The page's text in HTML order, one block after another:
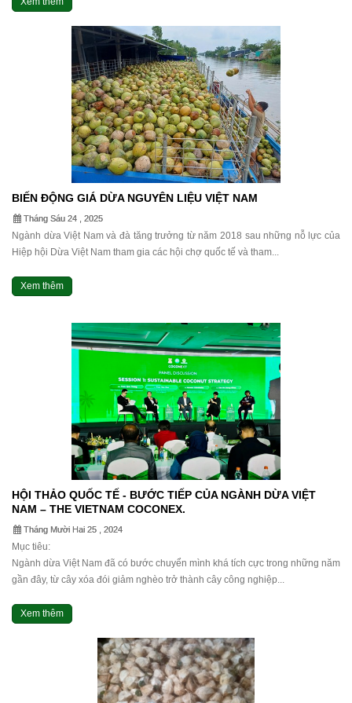
BIẾN ĐỘNG GIÁ DỪA NGUYÊN LIỆU VIỆT NAM
Tháng Sáu 24 , 2025
Ngành dừa Việt Nam và đà tăng trưởng từ năm 2018 sau những nỗ lực của
Hiệp hội Dừa Việt Nam tham gia các hội chợ quốc tế và tham...
Xem thêm
HỘI THẢO QUỐC TẾ - BƯỚC TIẾP CỦA NGÀNH DỪA VIỆT
NAM – THE VIETNAM COCONEX.
Tháng Mười Hai 25 , 2024
Mục tiêu:
Ngành dừa Việt Nam đã có bước chuyển mình khá tích cực trong những năm
gần đây, từ cây xóa đói giảm nghèo trở thành cây công nghiệp...
Xem thêm